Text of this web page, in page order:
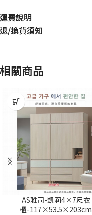
運費說明
退/換貨須知
相關商品
AS雅司-凱莉4×7尺衣
櫃-117×53.5×203cm